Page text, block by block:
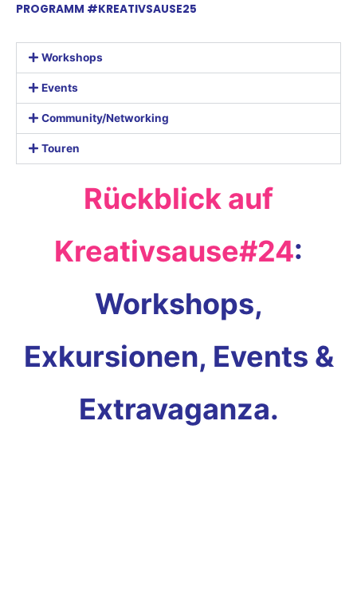
PROGRAMM #KREATIVSAUSE25
Workshops
Events
Community/Networking
Touren
Rückblick auf
Kreativsause#24:
Workshops,
Exkursionen, Events &
Extravaganza.